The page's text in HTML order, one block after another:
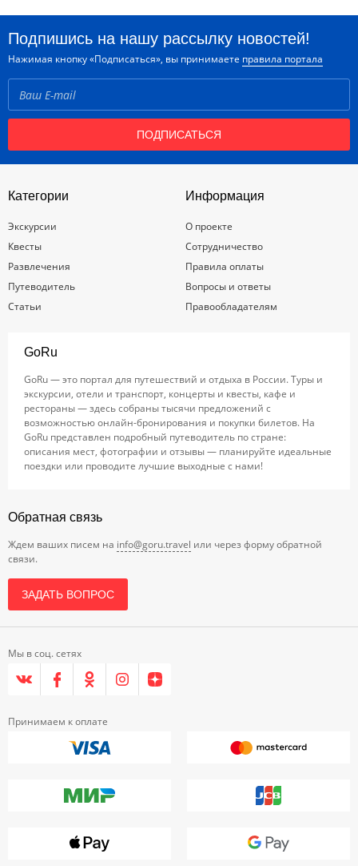
Подпишись на нашу рассылку новостей!
Нажимая кнопку «Подписаться», вы принимаете правила портала
ПОДПИСАТЬСЯ
Категории
Экскурсии
Квесты
Развлечения
Путеводитель
Статьи
Информация
О проекте
Сотрудничество
Правила оплаты
Вопросы и ответы
Правообладателям
GoRu
GoRu — это портал для путешествий и отдыха в России. Туры и
экскурсии, отели и транспорт, концерты и квесты, кафе и
рестораны — здесь собраны тысячи предложений с
возможностью онлайн-бронирования и покупки билетов. На
GoRu представлен подробный путеводитель по стране:
описания мест, фотографии и отзывы — планируйте идеальные
поездки или проводите лучшие выходные с нами!
Обратная связь
Ждем ваших писем на info@goru.travel или через форму обратной
связи.
ЗАДАТЬ ВОПРОС
Мы в соц. сетях
Принимаем к оплате